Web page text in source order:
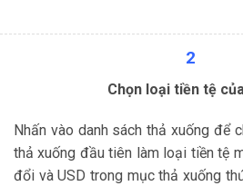
2
Chọn loại tiền tệ
Nhấn vào danh sách thả xuống để
thả xuống đầu tiên làm loại tiền tệ
đổi và USD trong mục thả xuống